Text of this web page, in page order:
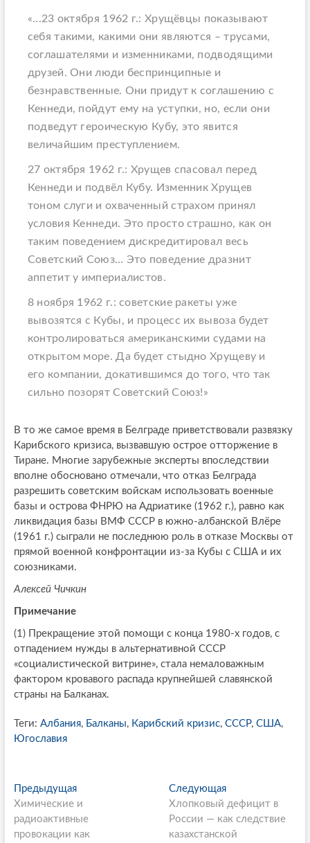
«...23 октября 1962 г.: Хрущёвцы показывают
себя такими, какими они являются – трусами,
соглашателями и изменниками, подводящими
друзей. Они люди беспринципные и
безнравственные. Они придут к соглашению с
Кеннеди, пойдут ему на уступки, но, если они
подведут героическую Кубу, это явится
величайшим преступлением.
27 октября 1962 г.: Хрущев спасовал перед
Кеннеди и подвёл Кубу. Изменник Хрущев
тоном слуги и охваченный страхом принял
условия Кеннеди. Это просто страшно, как он
таким поведением дискредитировал весь
Советский Союз… Это поведение дразнит
аппетит у империалистов.
8 ноября 1962 г.: советские ракеты уже
вывозятся с Кубы, и процесс их вывоза будет
контролироваться американскими судами на
открытом море. Да будет стыдно Хрущеву и
его компании, докатившимся до того, что так
сильно позорят Советский Союз!»
В то же самое время в Белграде приветствовали развязку
Карибского кризиса, вызвавшую острое отторжение в
Тиране. Многие зарубежные эксперты впоследствии
вполне обосновано отмечали, что отказ Белграда
разрешить советским войскам использовать военные
базы и острова ФНРЮ на Адриатике (1962 г.), равно как
ликвидация базы ВМФ СССР в южно-албанской Влёре
(1961 г.) сыграли не последнюю роль в отказе Москвы от
прямой военной конфронтации из-за Кубы с США и их
союзниками.
Алексей Чичкин
Примечание
(1) Прекращение этой помощи с конца 1980-х годов, с
отпадением нужды в альтернативной СССР
«социалистической витрине», стала немаловажным
фактором кровавого распада крупнейшей славянской
страны на Балканах.
Теги: Албания, Балканы, Карибский кризис, СССР, США,
Югославия
P
o
s
ПредыдущаяП
р
е
д
Химические и
радиоактивные
провокации как
Следующая
л
е
д
Хлопковый дефицит в
России — как следствие
казахстанской